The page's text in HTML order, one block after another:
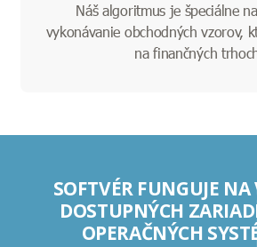
Náš algoritmus je špeciálne
vykonávanie obchodných vzorov,
na finančných
SOFTVÉR FUNGUJE NA
DOSTUPNÝCH
OPERAČNÝCH